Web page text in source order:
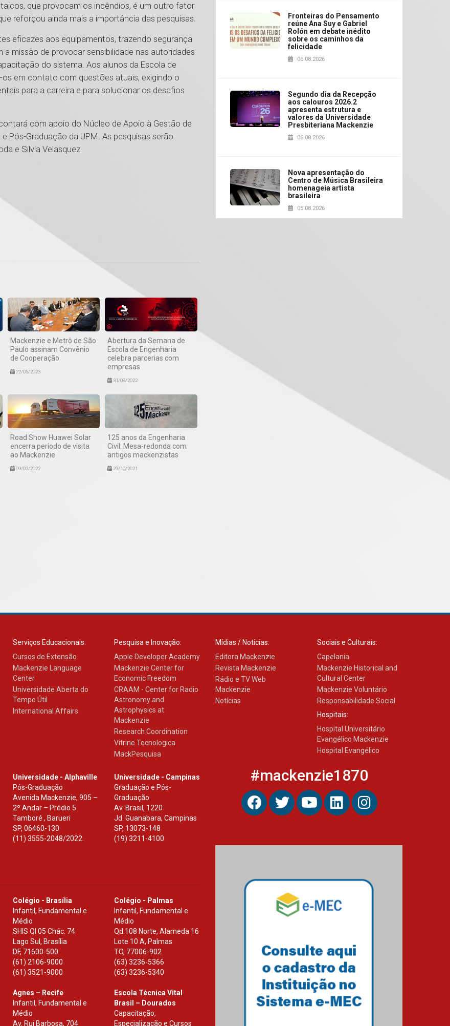
que provocam os incêndios, é um outro fator
reforçou ainda mais a importância das pesquisas.
eficazes aos equipamentos, trazendo segurança
missão de provocar sensibilidade nas autoridades
do sistema. Aos alunos da Escola de
em contato com questões atuais, exigindo o
para a carreira e para solucionar os desafios
com apoio do Núcleo de Apoio à Gestão de
Pós-Graduação da UPM. As pesquisas serão
e Silvia Velasquez.
Mackenzie e Metrô de São
Paulo assinam Convênio
de Cooperação
22/05/2023
Abertura da Semana de
Escola de Engenharia
celebra parcerias com
empresas
31/08/2022
Road Show Huawei Solar
encerra período de visita
ao Mackenzie
09/02/2022
125 anos da Engenharia
Civil: Mesa-redonda com
antigos mackenzistas
29/10/2021
Fronteiras do Pensamento
reúne Ana Suy e Gabriel
Rolón em debate inédito
sobre os caminhos da
felicidade
06.08.2026
Segundo dia da Recepção
aos calouros 2026.2
apresenta estrutura e
valores da Universidade
Presbiteriana Mackenzie
06.08.2026
Nova apresentação do
Centro de Música Brasileira
homenageia artista
brasileira
05.08.2026
Como o Colégio Mackenzie
Serviços Educacionais:
Cursos de Extensão
Mackenzie Language
Center
Universidade Aberta do
Tempo Útil
International Affairs
Pesquisa e Inovação:
Apple Developer Academy
Mackenzie Center for
Economic Freedom
CRAAM - Center for Radio
Astronomy and
Astrophysics at
Mackenzie
Research Coordination
Vitrine Tecnologica
MackPesquisa
Mídias / Notícias:
Editora Mackenzie
Revista Mackenzie
Rádio e TV Web
Mackenzie
Notícias
Sociais e Culturais:
Capelania
Mackenzie Historical and
Cultural Center
Mackenzie Voluntário
Responsabilidade Social
Hospitais:
Hospital Universitário
Evangélico Mackenzie
Hospital Evangélico
Universidade - Alphaville
Pós-Graduação
Avenida Mackenzie, 905 –
2º Andar – Prédio 5
Tamboré , Barueri
SP, 06460-130
(11) 3555-2048/2022.
Universidade - Campinas
Graduação e Pós-
Graduação
Av. Brasil, 1220
Jd. Guanabara, Campinas
SP, 13073-148
(19) 3211-4100
Colégio - Brasília
Infantil, Fundamental e
Médio
SHIS Ql 05 Chác. 74
Lago Sul, Brasília
DF, 71600-500
(61) 2106-9000
(61) 3521-9000
Colégio - Palmas
Infantil, Fundamental e
Médio
Qd.108 Norte, Alameda 16
Lote 10 A, Palmas
TO, 77006-902
(63) 3236-5366
(63) 3236-5340
Agnes – Recife
Infantil, Fundamental e
Médio
Av. Rui Barbosa, 704
Escola Técnica Vital
Brasil – Dourados
Capacitação,
Especialização e Cursos
#mackenzie1870